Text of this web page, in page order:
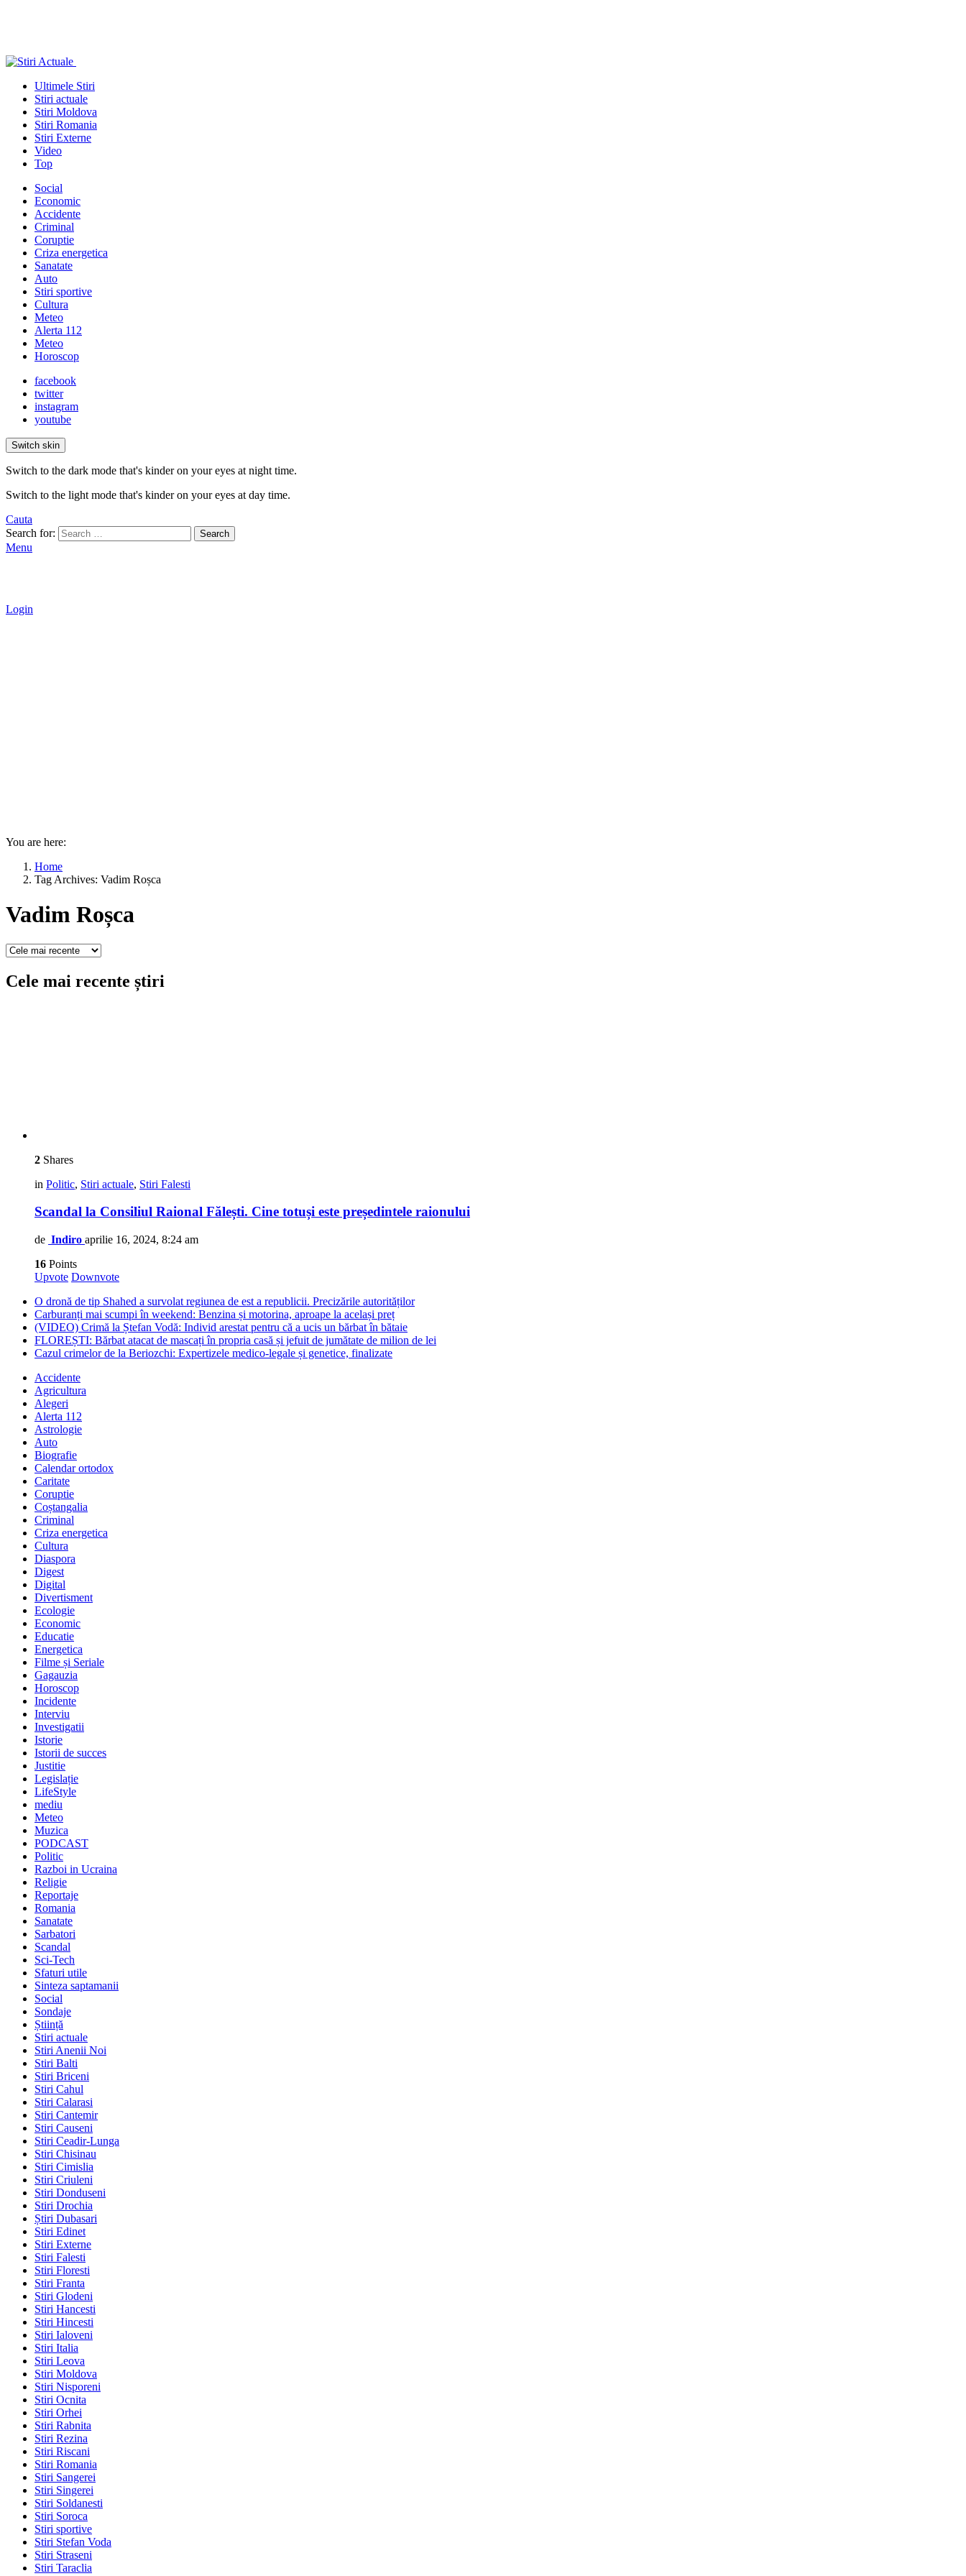
Ultimele Stiri
Stiri actuale
Stiri Moldova
Stiri Romania
Stiri Externe
Video
Top
Social
Economic
Accidente
Criminal
Coruptie
Criza energetica
Sanatate
Auto
Stiri sportive
Cultura
Meteo
Alerta 112
Meteo
Horoscop
facebook
twitter
instagram
youtube
Switch skin
Switch to the dark mode that's kinder on your eyes at night time.
Switch to the light mode that's kinder on your eyes at day time.
Cauta
Search for:
Search
Menu
Login
You are here:
Home
Tag Archives: Vadim Roșca
Vadim Roșca
Cele mai recente știri
2 Shares
in Politic, Stiri actuale, Stiri Falesti
Scandal la Consiliul Raional Fălești. Cine totuși este președintele raionului
de Indiro aprilie 16, 2024, 8:24 am
16 Points
Upvote Downvote
O dronă de tip Shahed a survolat regiunea de est a republicii. Precizările autorităților
Carburanți mai scumpi în weekend: Benzina și motorina, aproape la același preț
(VIDEO) Crimă la Ștefan Vodă: Individ arestat pentru că a ucis un bărbat în bătaie
FLOREȘTI: Bărbat atacat de mascați în propria casă și jefuit de jumătate de milion de lei
Cazul crimelor de la Beriozchi: Expertizele medico-legale și genetice, finalizate
Accidente
Agricultura
Alegeri
Alerta 112
Astrologie
Auto
Biografie
Calendar ortodox
Caritate
Coruptie
Coștangalia
Criminal
Criza energetica
Cultura
Diaspora
Digest
Digital
Divertisment
Ecologie
Economic
Educatie
Energetica
Filme și Seriale
Gagauzia
Horoscop
Incidente
Interviu
Investigatii
Istorie
Istorii de succes
Justitie
Legislație
LifeStyle
mediu
Meteo
Muzica
PODCAST
Politic
Razboi in Ucraina
Religie
Reportaje
Romania
Sanatate
Sarbatori
Scandal
Sci-Tech
Sfaturi utile
Sinteza saptamanii
Social
Sondaje
Știință
Stiri actuale
Stiri Anenii Noi
Stiri Balti
Stiri Briceni
Stiri Cahul
Stiri Calarasi
Stiri Cantemir
Stiri Causeni
Stiri Ceadir-Lunga
Stiri Chisinau
Stiri Cimislia
Stiri Criuleni
Stiri Donduseni
Stiri Drochia
Știri Dubasari
Stiri Edinet
Stiri Externe
Stiri Falesti
Stiri Floresti
Stiri Franta
Stiri Glodeni
Stiri Hancesti
Stiri Hincesti
Stiri Ialoveni
Stiri Italia
Stiri Leova
Stiri Moldova
Stiri Nisporeni
Stiri Ocnita
Stiri Orhei
Stiri Rabnita
Stiri Rezina
Stiri Riscani
Stiri Romania
Stiri Sangerei
Stiri Singerei
Stiri Soldanesti
Stiri Soroca
Stiri sportive
Stiri Stefan Voda
Stiri Straseni
Stiri Taraclia